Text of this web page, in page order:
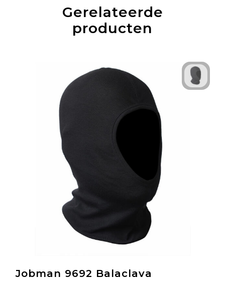
Gerelateerde
producten
Jobman 9692 Balaclava